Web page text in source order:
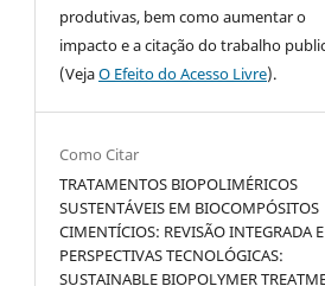
produtivas, bem como aumentar o
impacto e a citação do trabalho
(VejaO Efeito do Acesso Livre).
Como Citar
TRATAMENTOS BIOPOLIMÉRICOS
SUSTENTÁVEIS EM BIOCOMPÓSITOS
CIMENTÍCIOS: REVISÃO INTEGRADA E
PERSPECTIVAS TECNOLÓGICAS:
SUSTAINABLE BIOPOLYMER